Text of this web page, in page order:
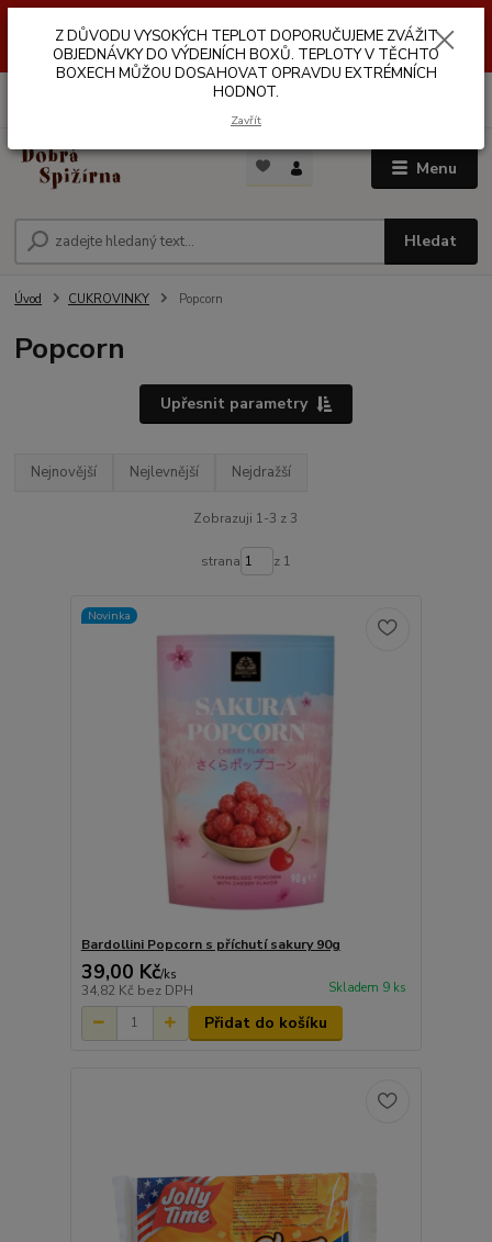
VÝDEJNÍCH BOXŮ. TEPLOTA V TĚCHTO BOXECH MŮŽE DOSAHOVAT
OPRAVDU EXTRÉMNÍCH HODNOT.
Menu
Hledat
Úvod CUKROVINKY Popcorn
Popcorn
Upřesnit parametry
Nejnovější Nejlevnější Nejdražší
Zobrazuji 1-3 z 3
strana z 1
Novinka
Bardollini Popcorn s příchutí sakury 90g
39,00 Kč/ks
34,82 Kč bez DPH Skladem 9 ks
Přidat do košíku
Z DŮVODU VYSOKÝCH TEPLOT DOPORUČUJEME ZVÁŽIT
OBJEDNÁVKY DO VÝDEJNÍCH BOXŮ. TEPLOTY V TĚCHTO
BOXECH MŮŽOU DOSAHOVAT OPRAVDU EXTRÉMNÍCH
HODNOT.
Zavřít